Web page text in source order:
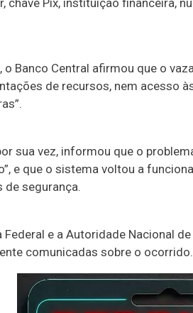
chave Pix, instituição financeira,
o Banco Central afirmou que o
de recursos, nem acesso
sua vez, informou que o
e que o sistema voltou a
de segurança.
Federal e a Autoridade Nacional
comunicadas sobre o ocorrido.